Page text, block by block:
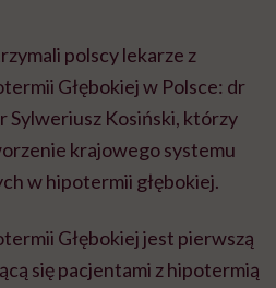
polscy lekarze z
Głębokiej w Polsce: dr
Sylweriusz Kosiński, którzy
krajowego systemu
w hipotermii głębokiej.
Głębokiej jest pierwszą
się pacjentami z hipotermią